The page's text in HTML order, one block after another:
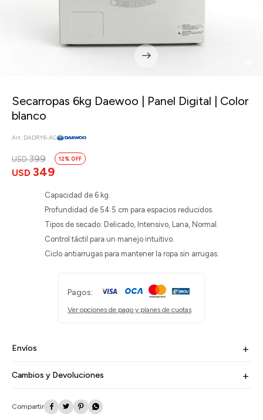
Secarropas 6kg Daewoo | Panel Digital | Color
blanco
DADRY6-AC
USD 349
USD 399 12
Capacidad de 6 kg.
Profundidad de 54.5 cm para espacios reducidos.
Tipos de secado: Delicado, Intensivo, Lana, Normal.
Control táctil para un manejo intuitivo.
Ciclo antiarrugas para mantener la ropa sin arrugas.
Pagos:
Ver opciones de pago y planes de cuotas
Envíos
Cambios y Devoluciones
   